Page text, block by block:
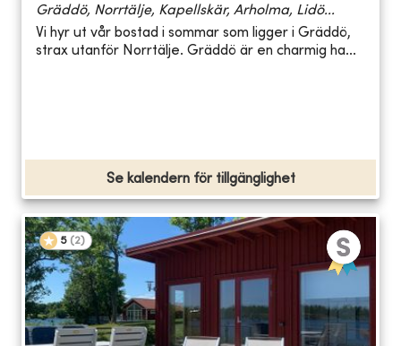
Gräddö, Norrtälje, Kapellskär, Arholma, Lidö...
Vi hyr ut vår bostad i sommar som ligger i Gräddö,
strax utanför Norrtälje. Gräddö är en charmig ha...
Se kalendern för tillgänglighet
5 (2)